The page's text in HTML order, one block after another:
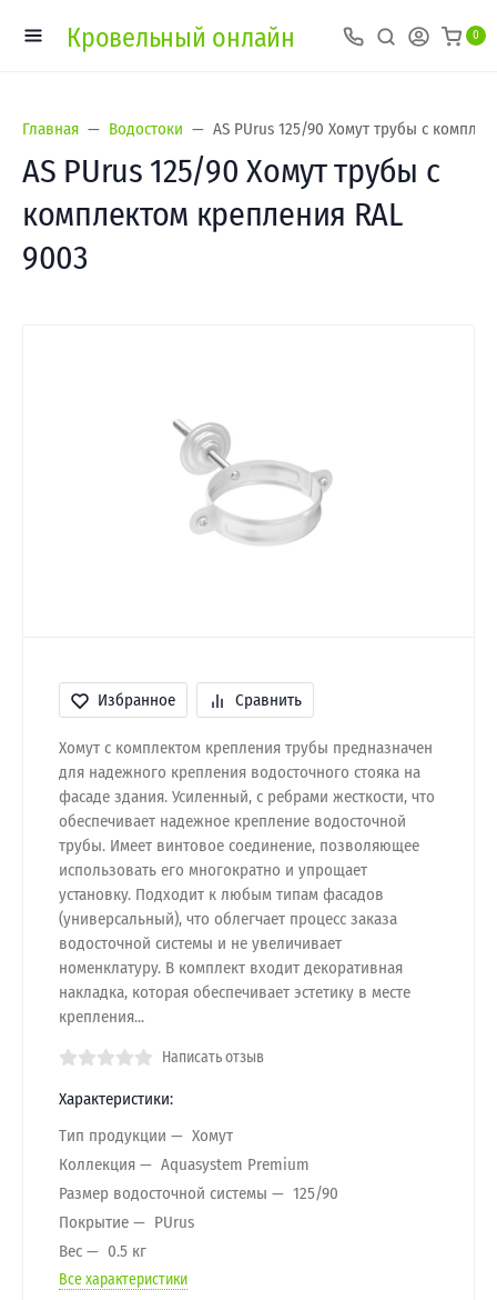
Кровельный онлайн 0
Главная Водостоки AS PUrus 125/90 Хомут трубы с
AS PUrus 125/90 Хомут трубы с
комплектом крепления RAL
9003
Избранное Сравнить
Хомут с комплектом крепления трубы предназначен
для надежного крепления водосточного стояка на
фасаде здания. Усиленный, с ребрами жесткости, что
обеспечивает надежное крепление водосточной
трубы. Имеет винтовое соединение, позволяющее
использовать его многократно и упрощает
установку. Подходит к любым типам фасадов
(универсальный), что облегчает процесс заказа
водосточной системы и не увеличивает
номенклатуру. В комплект входит декоративная
накладка, которая обеспечивает эстетику в месте
крепления...
Написать отзыв
Характеристики:
Тип продукции
Хомут
Коллекция
Aquasystem Premium
Размер водосточной системы
125/90
Покрытие
PUrus
Вес
0.5 кг
Все характеристики